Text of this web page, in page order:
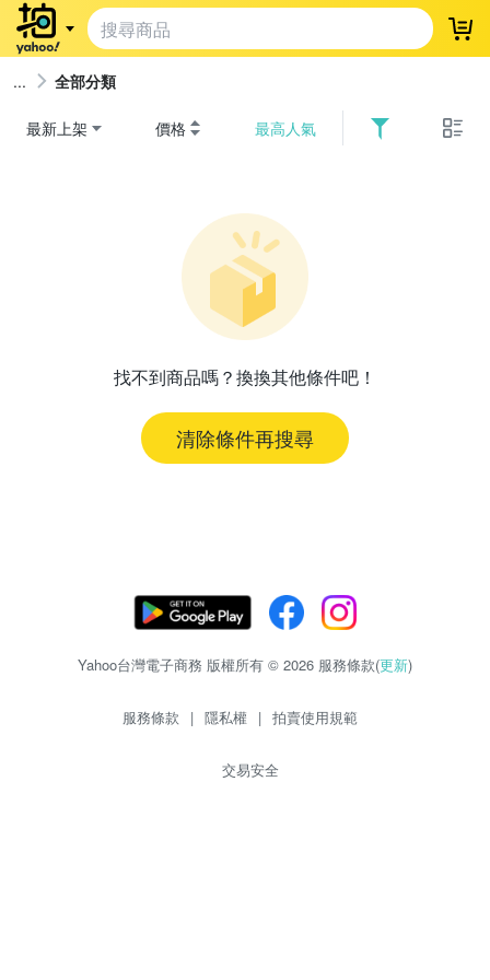
登
全部分類
最新上架 價格 最高人氣
找不到商品嗎？換換其他條件吧！
清除條件再搜尋
Yahoo台灣電子商務 版權所有 © 2026 服務條款(更新)
服務條款 | 隱私權 | 拍賣使用規範
交易安全